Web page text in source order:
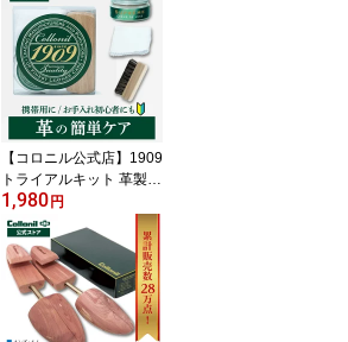
ー 1909シュプリームプ
ロテクトスプレー 200ml
コロニル 保革 栄養 1909
シュプリーム 革専用 革
用 本革 皮革 革靴 靴 シュ
ーズ バッグ 財布 レザー
ケア
【コロニル公式店】1909
トライアルキット 革製品
のお手入れ クリーム 馬
毛ブラシ クロス 靴磨き
革 レザー 靴 革靴 バッグ
鞄 お手入れ セット クリ
ーム 栄養 ツヤ 保湿 お試
しサイズ 初心者にも 持
ち運び 持ち歩き [セット]
1,980 円